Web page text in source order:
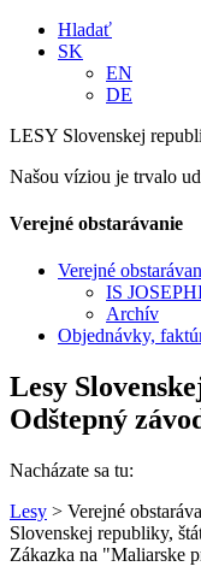
Hladať
SK
EN
DE
LESY Slovenskej
Našou víziou je trvalo
Verejné obstarávanie
Verejné
IS
Archív
Objednávky,
Lesy
Odštepný
Nacházate sa tu:
Lesy > Verejné
Slovenskej republiky,
Zákazka na "Maliarske